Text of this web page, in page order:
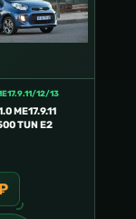
12/13
ME17.9.11
TUN E2